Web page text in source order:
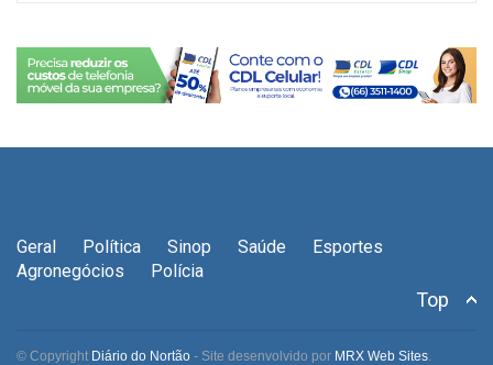
Geral Política Sinop Saúde
Esportes
Agronegócios
Polícia
Top
© Copyright Diário do Nortão - Site desenvolvido por MRX Web Sites.